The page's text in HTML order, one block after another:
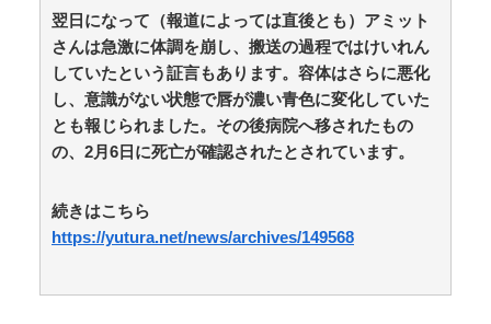
NEW! (8/6 09:00)
『メイドインアビス』ってマジで深い作品じゃね？ /
5chまとめMAP(総合) NEW! (8/6 08:51)
【芸能】近藤春菜、ウーバー利用したお店からまさか
の“サプライズ”に困惑「注文したやつとプラスして…」 /
5chまとめMAP(総合)
NEW! (8/6 08:45)
タイムマシーン3号さん、なんかちょうどいいポジシ
ョンになる / 5chまとめMAP(総合)
アプリをアンインストールされた…課金データ消失にキ
レると「復元できるならいいじゃん」「ゲーム如きで」
液化石油ガスか…経産省、全国の大規模施設でガス供給
翌日になって（報道によっては直後とも）アミット
さんは急激に体調を崩し、搬送の過程ではけいれん
していたという証言もあります。容体はさらに悪化
し、意識がない状態で唇が濃い青色に変化していた
とも報じられました。その後病院へ移されたもの
の、2月6日に死亡が確認されたとされています。
続きはこちら
https://yutura.net/news/archives/149568